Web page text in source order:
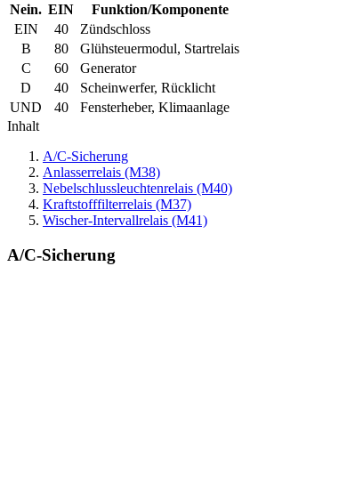
Nein. EIN
Funktion/Komponente
EIN
40
Zündschloss
B
80
Glühsteuermodul, Startrelais
C
60
Generator
D
40
Scheinwerfer, Rücklicht
UND
40
Fensterheber, Klimaanlage
Inhalt
A/C-Sicherung
Anlasserrelais (M38)
Nebelschlussleuchtenrelais (M40)
Kraftstofffilterrelais (M37)
Wischer-Intervallrelais (M41)
A/C-Sicherung